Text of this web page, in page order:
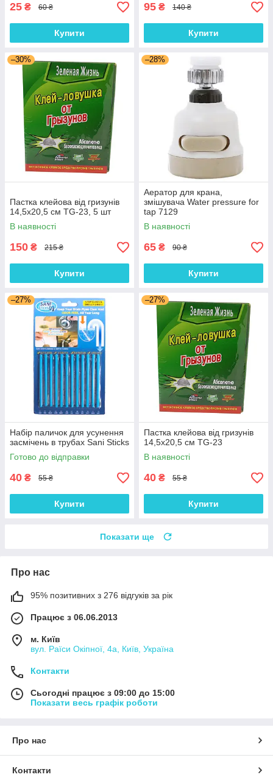
25 ₴ 60 ₴
Купити
95 ₴ 140 ₴
Купити
–30%
Пастка клейова від гризунів
14,5х20,5 см TG-23, 5 шт
В наявності
150 ₴ 215 ₴
Купити
–28%
Аератор для крана,
змішувача Water pressure for
tap 7129
В наявності
65 ₴ 90 ₴
Купити
–27%
Набір паличок для усунення
засмічень в трубах Sani Sticks
Готово до відправки
40 ₴ 55 ₴
Купити
–27%
Пастка клейова від гризунів
14,5х20,5 см TG-23
В наявності
40 ₴ 55 ₴
Купити
Показати ще
Про нас
95% позитивних з 276 відгуків за рік
Працює з 06.06.2013
м. Київ
вул. Раїси Окіпної, 4а, Київ, Україна
Контакти
Сьогодні працює з 09:00 до 15:00
Показати весь графік роботи
Про нас
Контакти